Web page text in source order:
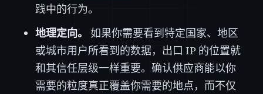
践中的行为。
地理定向。 如果你需要看到特定国家、地区
或城市用户所看到的数据，出口 IP 的位置就
和其信任层级一样重要。确认供应商能以你
需要的粒度真正覆盖你需要的地点，而不仅